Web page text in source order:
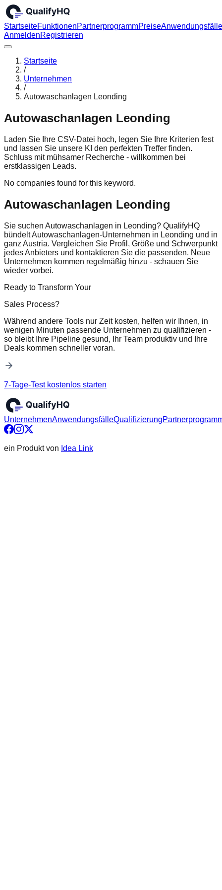
StartseiteFunktionenPartnerprogrammPreiseAnwendungsfälle
AnmeldenRegistrieren
Startseite
/
Unternehmen
/
Autowaschanlagen Leonding
Autowaschanlagen Leonding
Laden Sie Ihre CSV-Datei hoch, legen Sie Ihre Kriterien fest
und lassen Sie unsere KI den perfekten Treffer finden.
Schluss mit mühsamer Recherche - willkommen bei
erstklassigen Leads.
No companies found for this keyword.
Autowaschanlagen Leonding
Sie suchen Autowaschanlagen in Leonding? QualifyHQ
bündelt Autowaschanlagen-Unternehmen in Leonding und in
ganz Austria. Vergleichen Sie Profil, Größe und Schwerpunkt
jedes Anbieters und kontaktieren Sie die passenden. Neue
Unternehmen kommen regelmäßig hinzu - schauen Sie
wieder vorbei.
Ready to Transform Your
Sales Process?
Während andere Tools nur Zeit kosten, helfen wir Ihnen, in
wenigen Minuten passende Unternehmen zu qualifizieren -
so bleibt Ihre Pipeline gesund, Ihr Team produktiv und Ihre
Deals kommen schneller voran.
7-Tage-Test kostenlos starten
UnternehmenAnwendungsfälleQualifizierung
ein Produkt von Idea Link